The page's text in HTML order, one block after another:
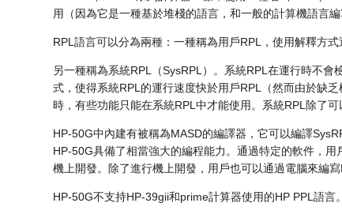
用（因為它是一種基於堆棧的語言，和一般的計算機語言
RPL語言可以分為兩種：一種稱為用戶RPL，使用解釋方
另一種稱為系統RPL（SysRPL）。系統RPL在運行時不
式，使得系統RPL的運行速度快於用戶RPL（然而由於缺
時，有些功能只能在系統RPL中才能使用。系統RPL除了
HP-50G中內建有被稱為MASD的編譯器，它可以編譯
HP-50G具備了相當強大的編程能力。通過特定的軟件，
機上開發。除了進行機上開發，用戶也可以通過電腦來編寫
HP-50G不支持HP-39gii和prime計算器使用的HP PPL語言。